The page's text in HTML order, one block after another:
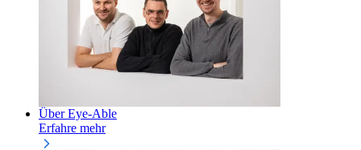
Über Eye-Able
Erfahre mehr